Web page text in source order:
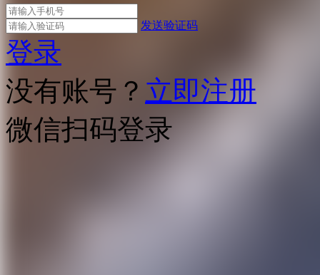
发送验证码
登录
没有账号？ 立即注册
微信扫码登录